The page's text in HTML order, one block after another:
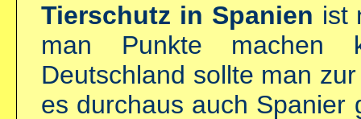
Tierschutz in Spanien ist
man Punkte machen
Deutschland sollte man
es durchaus auch Spanier